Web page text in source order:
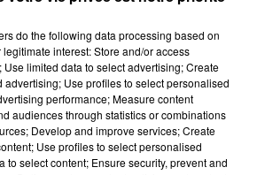
do the following data processing based on
interest: Store and/or access
limited data to select advertising; Create
Use profiles to select personalised
performance; Measure content
audiences through statistics or combinations
Develop and improve services; Create
Use profiles to select personalised
to select content; Ensure security, prevent and